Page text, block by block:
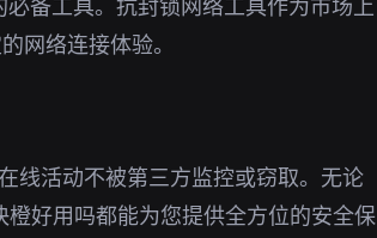
备工具。抗封锁网络工具作为市场上
网络连接体验。
线活动不被第三方监控或窃取。无论
好用吗都能为您提供全方位的安全保